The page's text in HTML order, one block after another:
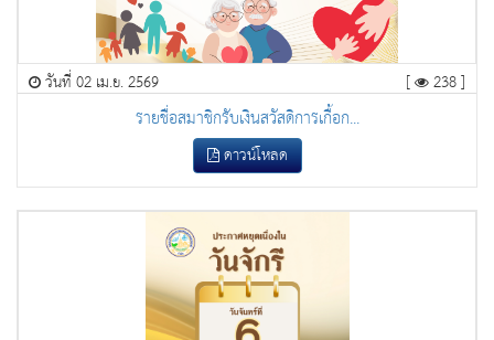
วันที่ 02 เม.ย. 2569 [ 238 ]
รายชื่อสมาชิกรับเงินสวัสดิการเกื้อก...
ดาวน์โหลด